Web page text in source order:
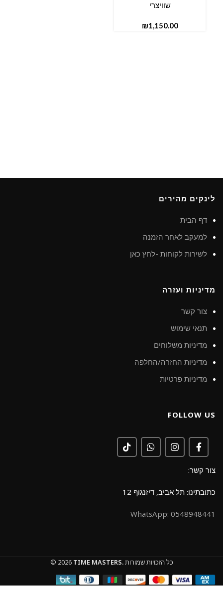
שוויצרי
₪
לינקים מהירים
דף הבית
למעקב לאחר הזמנה
לשירות לקוחות -לחץ כאן
מדיניות ועזרה
צור קשר
תנאי שימוש
מדיניות משלוחים
מדיניות החזרה/החלפה
מדיניות פרטיות
FOLLOW US
צור קשר:
כתובתינו: תל אביב, דיזנגוף 12
0548948441 :WhatsApp
© 2026 TIME MASTERS.כל הזכויות שמורות